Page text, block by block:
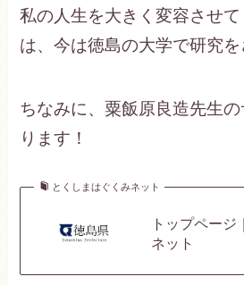
私の人生を大きく変容させ
は、今は徳島の大学で研究を
ちなみに、粟飯原良造先生
ります！
とくしまはぐくみネット
トップペー
ネット